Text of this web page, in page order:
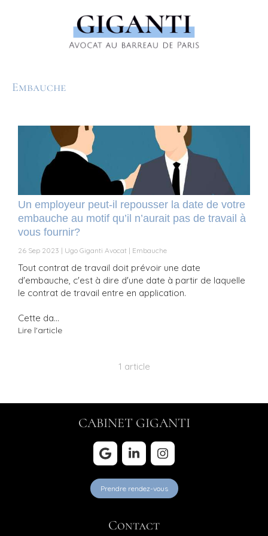
Embauche
Un employeur peut-il repousser la date de votre
embauche au motif qu’il n’aurait pas de travail à
vous fournir?
26 Sep 2023 Ugo Giganti Avocat Embauche
Tout contrat de travail doit prévoir une date
d'embauche, c'est à dire d'une date à partir de laquelle
le contrat de travail entre en application.
Cette da...
Lire l'article
1 article
CABINET GIGANTI
Prendre rendez-vous
Contact